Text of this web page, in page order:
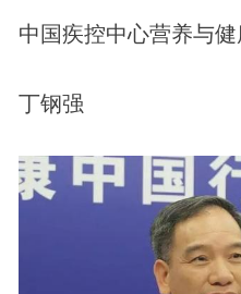
中国疾控中心营养与
丁钢强